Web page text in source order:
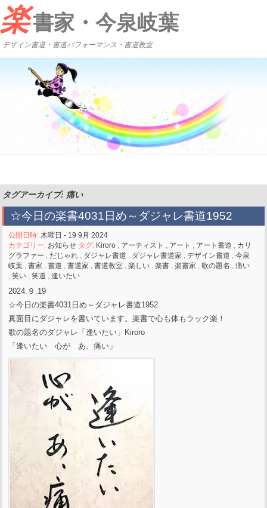
楽書家・今泉岐葉
デザイン書道・書道パフォーマンス・書道教室
タグアーカイブ: 痛い
☆今日の楽書4031日め～ダジャレ書道1952
公開日時: 木曜日 - 19 9月 2024
カテゴリー: お知らせ タグ: Kiroro アーティスト アート アート書道
カリ
グラファー
だじゃれ ダジャレ書道 ダジャレ書道家 ,デザイン書道 ,今泉
岐葉 ,書家 ,書道 ,書道家 ,書道教室 ,楽しい ,楽書 ,楽書家 ,歌の題名 ,痛い
,笑い ,笑道 ,逢いたい
2024.９.19
☆今日の楽書4031日め～ダジャレ書道1952
真面目にダジャレを書いています。楽書で心も体もラック楽！
歌の題名のダジャレ「逢いたい」Kiroro
「逢いたい 心が あ、痛い」